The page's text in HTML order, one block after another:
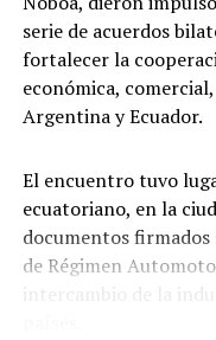
serie de acuerdos
fortalecer la
económica,
Argentina y Ecuador.
El encuentro tuvo
ecuatoriano, en la
documentos
de Régimen